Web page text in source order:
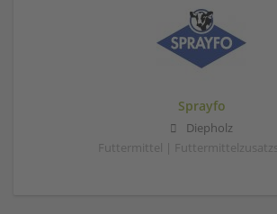
Sprayfo
Diepholz
Futtermittel |